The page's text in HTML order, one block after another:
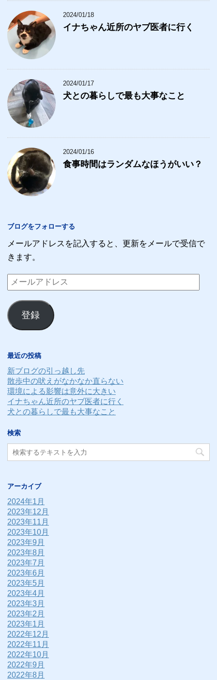
2024/01/18
イナちゃん近所のヤブ医者に行く
2024/01/17
犬との暮らしで最も大事なこと
2024/01/16
食事時間はランダムなほうがいい？
ブログをフォローする
メールアドレスを記入すると、更新をメールで受信で
きます。
メ
ー
ル
ア
ス
登録
最近の投稿
新ブログの引っ越し先
散歩中の吠えがなかなか直らない
環境による影響は意外に大きい
イナちゃん近所のヤブ医者に行く
犬との暮らしで最も大事なこと
検索
アーカイブ
2024年1月
2023年12月
2023年11月
2023年10月
2023年9月
2023年8月
2023年7月
2023年6月
2023年5月
2023年4月
2023年3月
2023年2月
2023年1月
2022年12月
2022年11月
2022年10月
2022年9月
2022年8月